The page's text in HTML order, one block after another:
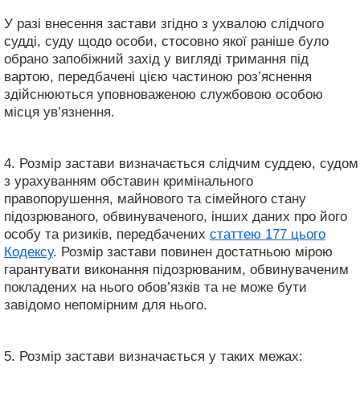
У разі внесення застави згідно з ухвалою слідчого
судді, суду щодо особи, стосовно якої раніше було
обрано запобіжний захід у вигляді тримання під
вартою, передбачені цією частиною роз’яснення
здійснюються уповноваженою службовою особою
місця ув’язнення.
4. Розмір застави визначається слідчим суддею, судом
з урахуванням обставин кримінального
правопорушення, майнового та сімейного стану
підозрюваного, обвинуваченого, інших даних про його
особу та ризиків, передбачених статтею 177 цього
Кодексу. Розмір застави повинен достатньою мірою
гарантувати виконання підозрюваним, обвинуваченим
покладених на нього обов’язків та не може бути
завідомо непомірним для нього.
5. Розмір застави визначається у таких межах: